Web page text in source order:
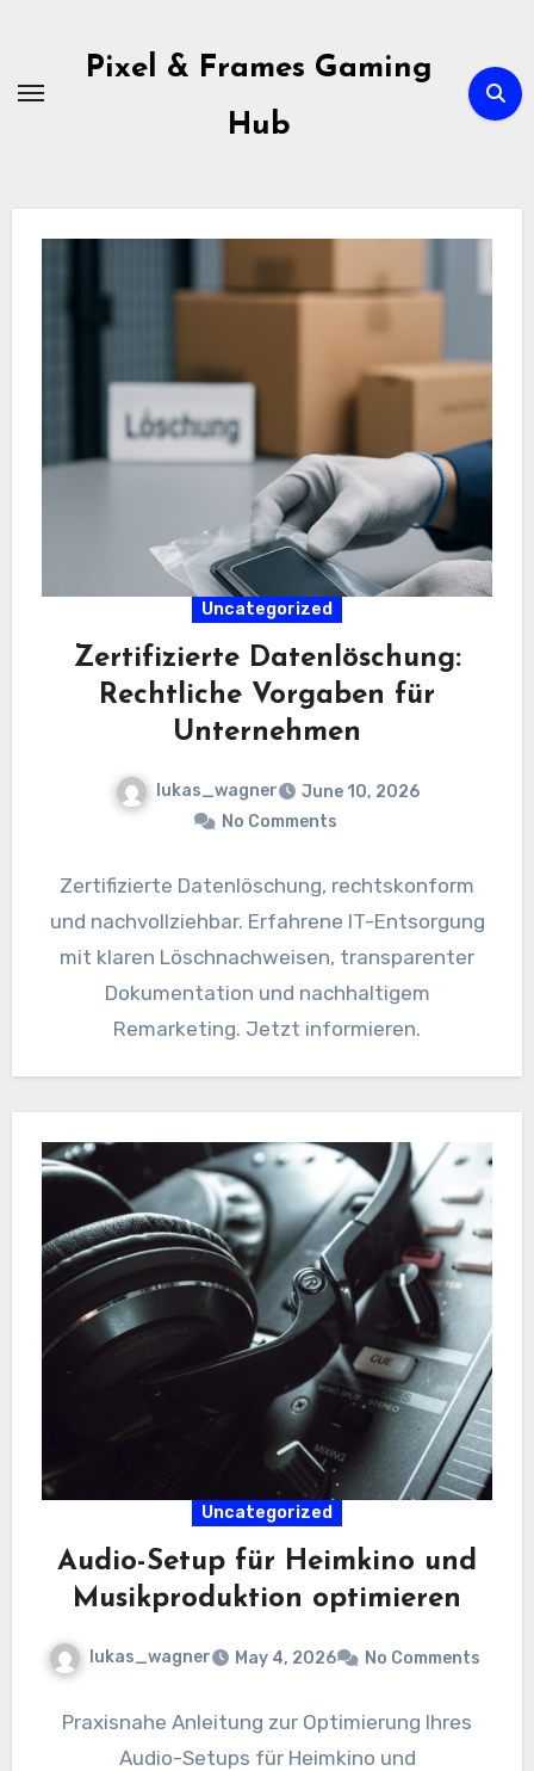
content
Pixel & Frames Gaming
Hub
Uncategorized
Zertifizierte Datenlöschung:
Rechtliche Vorgaben für
Unternehmen
lukas_wagner
June 10, 2026
No Comments
Zertifizierte Datenlöschung, rechtskonform
und nachvollziehbar. Erfahrene IT-Entsorgung
mit klaren Löschnachweisen, transparenter
Dokumentation und nachhaltigem
Remarketing. Jetzt informieren.
Uncategorized
Audio-Setup für Heimkino und
Musikproduktion optimieren
lukas_wagner May 4, 2026 No Comments
Praxisnahe Anleitung zur Optimierung Ihres
Audio-Setups für Heimkino und